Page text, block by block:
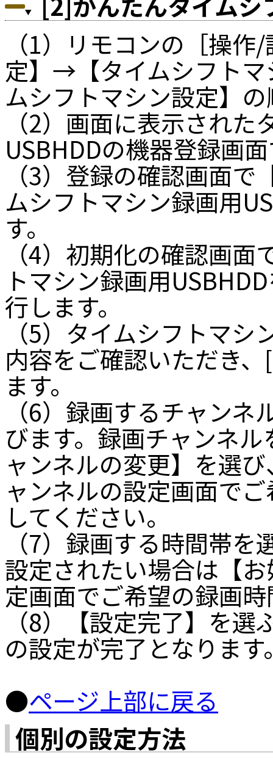
（1）リモコンの［操
定】→【タイムシフト
ムシフトマシン設定】
（2）画面に表示され
USBHDDの機器登録画
（3）登録の確認画面
ムシフトマシン録画用
す。
（4）初期化の確認画
トマシン録画用
行します。
（5）タイムシフトマ
内容をご確認いただき
ます。
（6）録画するチャン
びます。録画チャンネ
ャンネルの変更】を選
ャンネルの設定画面で
してください。
（7）録画する時間帯
設定されたい場合は【
定画面でご希望の録画
（8）【設定完了】を
の設定が完了となります
●ページ上部に戻る
個別の設定方法